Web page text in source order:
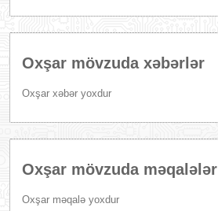
Oxşar mövzuda xəbərlər
Oxşar xəbər yoxdur
Oxşar mövzuda məqalələr
Oxşar məqalə yoxdur